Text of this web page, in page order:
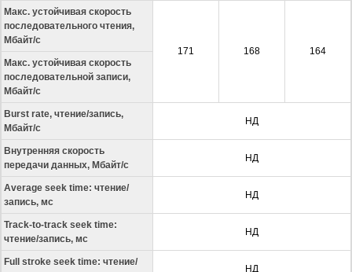
Макс. устойчивая скорость
последовательного чтения,
Мбайт/с
171
168
164
Макс. устойчивая скорость
последовательной записи,
Мбайт/с
Burst rate, чтение/запись,
Мбайт/с
НД
Внутренняя скорость
передачи данных, Мбайт/с
НД
Average seek time: чтение/
запись, мс
НД
Track-to-track seek time:
чтение/запись, мс
НД
Full stroke seek time: чтение/
НД